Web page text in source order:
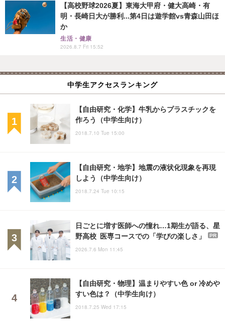
【高校野球2026夏】東海大甲府・健大高崎・有
明・長崎日大が勝利...第4日は遊学館vs青森山田ほ
か
生活・健康
2026.8.7 Fri 15:52
中学生アクセスランキング
【自由研究・化学】牛乳からプラスチックを
作ろう（中学生向け）
2018.7.10 Tue 15:00
【自由研究・地学】地震の液状化現象を再現
しよう（中学生向け）
2018.7.24 Tue 10:15
日ごとに増す医師への憧れ…1期生が語る、星
野高校 医専コースでの「学びの楽しさ」
PR
2026.7.6 Mon 11:45
【自由研究・物理】温まりやすい色 or 冷めや
すい色は？（中学生向け）
2018.7.25 Wed 17:15